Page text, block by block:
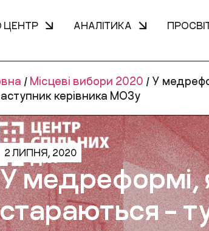
ЦЕНТР АНАЛІТИКА
/ Місцеві вибори 2020 / У
керівника МОЗу
2 ЛИПНЯ, 2020
У медреформі,
стараються –